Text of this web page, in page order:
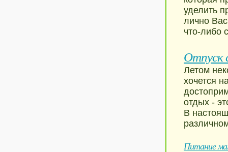
уделить
лично
что-либо
Отпуск
Летом
хочется
отдых -
В
Питание